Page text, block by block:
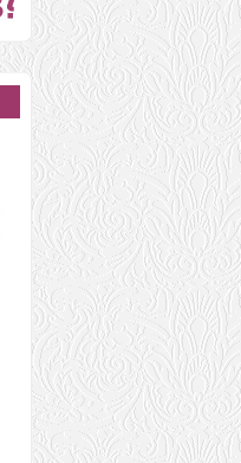
пуговицы декоративные
зуб очаровашка
4.5 грн.